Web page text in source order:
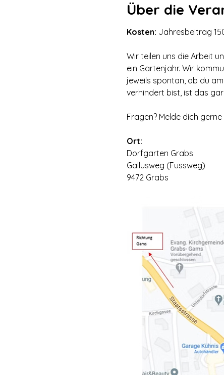
Über die
Kosten: Jahresbeitrag
Wir teilen uns die Arbeit
ein Gartenjahr. Wir
jeweils spontan, ob du
verhindert bist, ist das
Fragen? Melde dich
Ort:
Dorfgarten Grabs
Gallusweg (Fussweg)
9472 Grabs